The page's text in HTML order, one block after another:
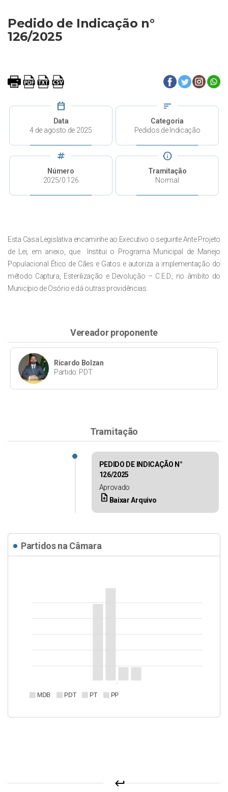
Pedido de Indicação n°
126/2025
calendar_today
Data
4 de agosto de 2025
sort
Categoria
Pedidos de Indicação
tag
Número
2025/0.126
info
Tramitação
Normal
Esta Casa Legislativa encaminhe ao Executivo o seguinte Ante Projeto
de Lei, em anexo, que Institui o Programa Municipal de Manejo
Populacional Ético de Cães e Gatos e autoriza a implementação do
método Captura, Esterilização e Devolução – C.E.D., no âmbito do
Município de Osório e dá outras providências.
Vereador proponente
Ricardo Bolzan
Partido: PDT
Tramitação
PEDIDO DE INDICAÇÃO N°
126/2025
Aprovado
upload_file Baixar Arquivo
Partidos na Câmara
MDB PDT PT PP
keyboard_return